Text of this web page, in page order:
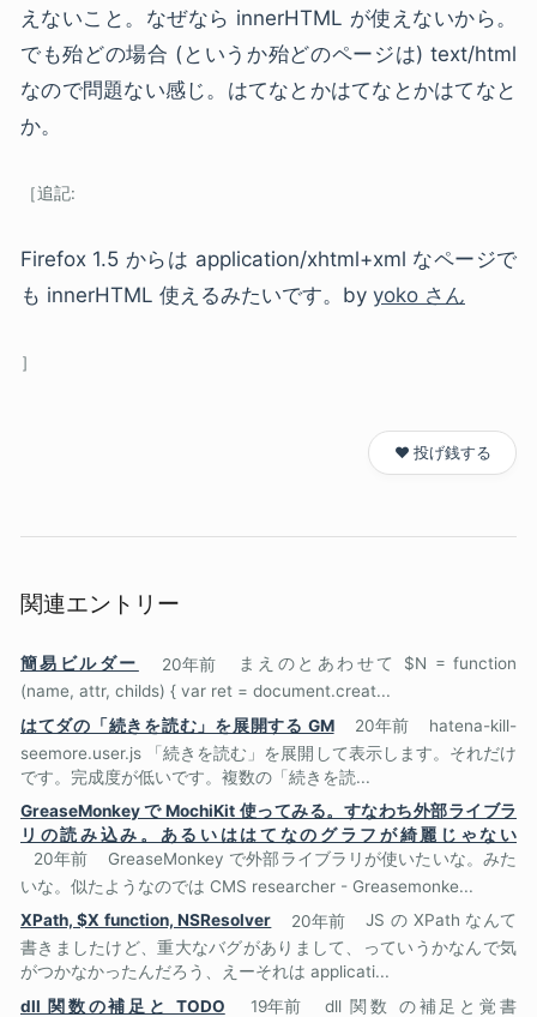
えないこと。なぜなら innerHTML が使えないから。
でも殆どの場合 (というか殆どのページは) text/html
なので問題ない感じ。はてなとかはてなとかはてなと
か。
Firefox 1.5 からは application/xhtml+xml なページで
も innerHTML 使えるみたいです。by yoko さん
❤️ 投げ銭する
関連エントリー
簡易ビルダー 20年前
まえのとあわせて $N = function
(name, attr, childs) { var ret = document.creat...
はてダの「続きを読む」を展開する GM
20年前
hatena-kill-
seemore.user.js 「続きを読む」を展開して表示します。それだけ
です。完成度が低いです。複数の「続きを読...
GreaseMonkey で MochiKit 使ってみる。すなわち外部ライブラ
リの読み込み。あるいははてなのグラフが綺麗じゃない
20年前
GreaseMonkey で外部ライブラリが使いたいな。みた
いな。似たようなのでは CMS researcher - Greasemonke...
XPath, $X function, NSResolver
20年前
JS の XPath なんて
書きましたけど、重大なバグがありまして、っていうかなんで気
がつかなかったんだろう、えーそれは applicati...
dll 関数の補足と TODO
19年前
dll 関数 の補足と覚書